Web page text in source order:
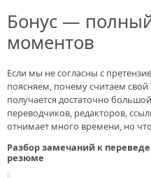
Бонус —
моментов
Если мы не согласны с
поясняем, почему считаем
получается достаточно
переводчиков, редакторов,
отнимает много времени, но
Разбор замечаний к
резюме